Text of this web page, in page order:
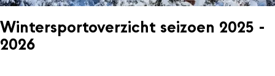
Wintersportoverzicht seizoen 2025 -
2026